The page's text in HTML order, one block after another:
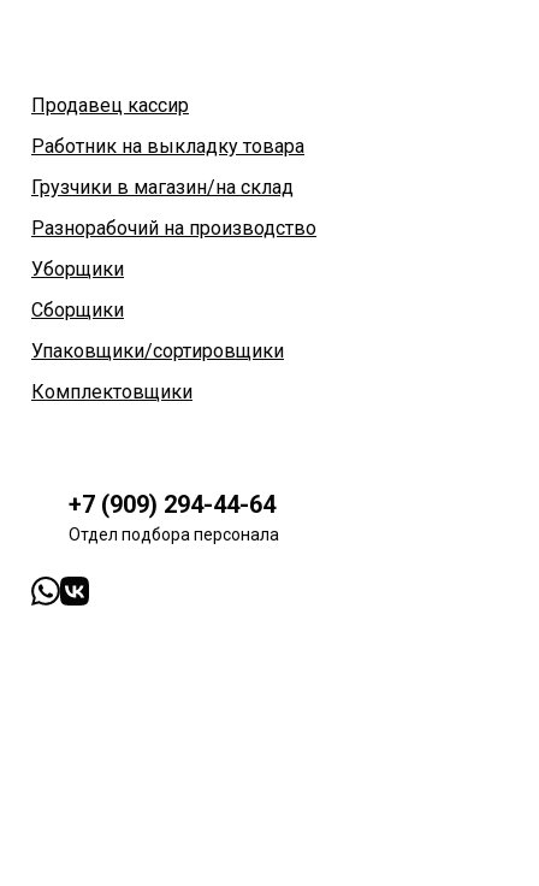
Комплектовщики
Упаковщики/сортировщики
Сборщики
Уборщики
Разнорабочий на производство
Грузчики в магазин/на склад
Работник на выкладку товара
Продавец кассир
+7 (909) 294-44-64
Отдел подбора персонала